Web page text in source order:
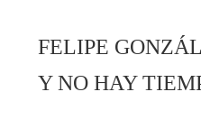
FELIPE
Y NO HAY